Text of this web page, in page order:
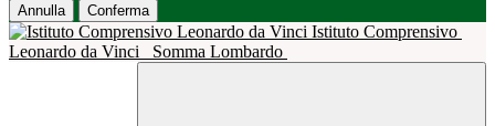
Annulla Conferma
Istituto Comprensivo
Leonardo da Vinci
Somma Lombardo